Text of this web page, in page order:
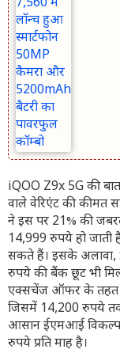
iQOO Z9x 5G की
वाले वेरिएंट की कीमत
ने इस पर 21% की
14,999 रुपये हो
सकते हैं। इसके अलावा,
रुपये की बैंक छूट भी
एक्सचेंज ऑफर के तहत
जिसमें 14,200 रुपये
आसान ईएमआई
रुपये प्रति माह है।